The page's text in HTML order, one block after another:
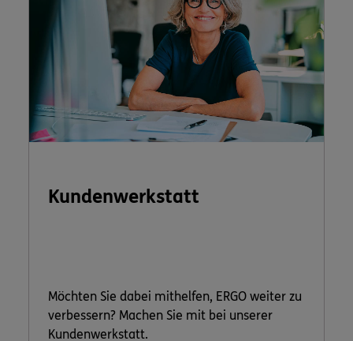
Kundenwerkstatt
Möchten Sie dabei mithelfen, ERGO weiter zu
verbessern? Machen Sie mit bei unserer
Kundenwerkstatt.